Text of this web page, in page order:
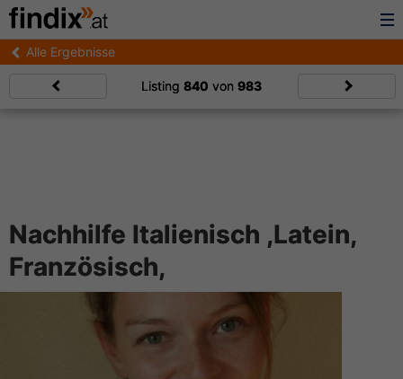
Alle Ergebnisse
Listing 840 von 983
Nachhilfe Italienisch ,Latein,
Französisch,